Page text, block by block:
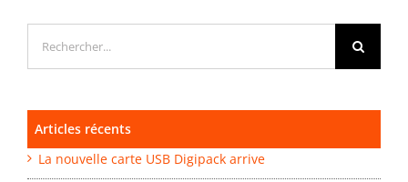
Articles récents
La nouvelle carte USB Digipack arrive